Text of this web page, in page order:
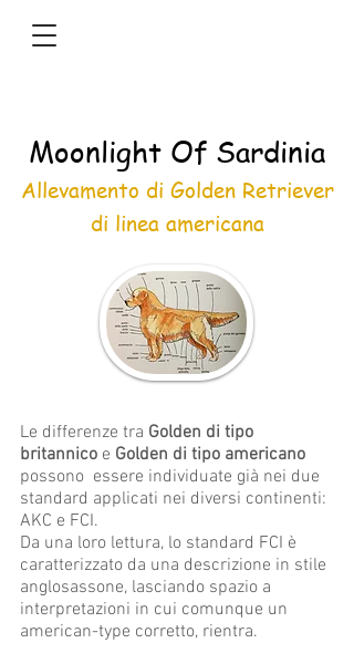
Allevamento di Golden Retriever
di linea americana
Moonlight Of Sardinia
Le differenze tra Golden di tipo
britannico e Golden di tipo americano
possono essere individuate già nei due
standard applicati nei diversi continenti:
AKC e FCI.
Da una loro lettura, lo standard FCI è
caratterizzato da una descrizione in stile
anglosassone, lasciando spazio a
interpretazioni in cui comunque un
american-type corretto, rientra.